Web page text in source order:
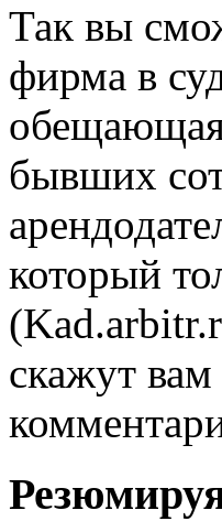
Так вы
фирма в
обещающая
бывших
который
скажут